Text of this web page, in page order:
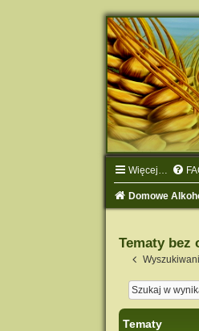
Więcej…
Domowe
Tematy bez
Tematy